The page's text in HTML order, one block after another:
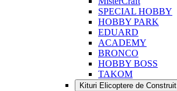
SPECIAL HOBBY
HOBBY PARK
EDUARD
ACADEMY
BRONCO
HOBBY BOSS
TAKOM
Kituri Elicoptere de Construit